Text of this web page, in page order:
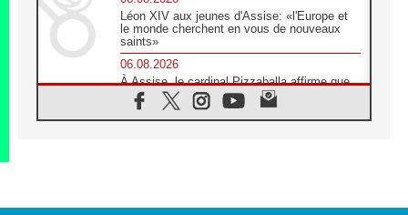
Léon XIV aux jeunes d'Assise: «l'Europe et
le monde cherchent en vous de nouveaux
saints»
06.08.2026
À Assise, le cardinal Pizzaballa affirme que
«les chrétiens veulent la paix»
06.08.2026